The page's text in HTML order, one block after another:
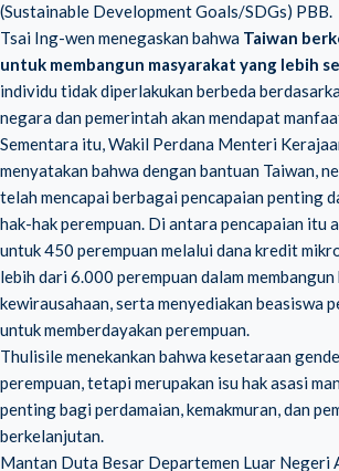
(Sustainable Development Goals/SDGs) PBB.
Tsai Ing-wen menegaskan bahwa Taiwan
untuk membangun masyarakat yang lebih
individu tidak diperlakukan berbeda
negara dan pemerintah akan mendapat
Sementara itu, Wakil Perdana Menteri
menyatakan bahwa dengan bantuan Taiwan,
telah mencapai berbagai pencapaian penting
hak-hak perempuan. Di antara pencapaian itu
untuk 450 perempuan melalui dana kredit
lebih dari 6.000 perempuan dalam
kewirausahaan, serta menyediakan beasiswa
untuk memberdayakan perempuan.
Thulisile menekankan bahwa kesetaraan
perempuan, tetapi merupakan isu hak asasi
penting bagi perdamaian, kemakmuran, dan
berkelanjutan.
Mantan Duta Besar Departemen Luar Negeri